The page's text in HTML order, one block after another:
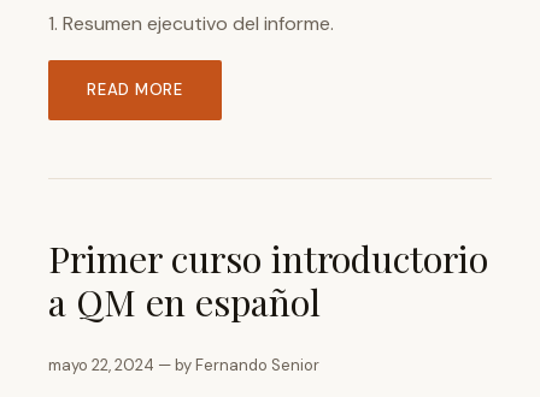
1. Resumen ejecutivo del informe.
READ MORE
Primer curso introductorio
a QM en español
mayo 22, 2024 — by Fernando Senior